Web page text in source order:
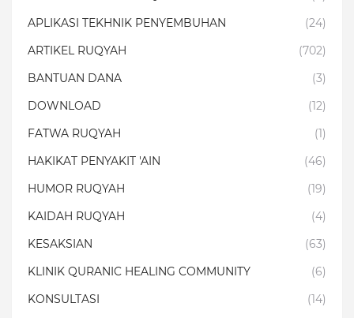
APLIKASI TEKHNIK PENYEMBUHAN
(24)
ARTIKEL RUQYAH
(702)
BANTUAN DANA
(3)
DOWNLOAD
(12)
FATWA RUQYAH
(1)
HAKIKAT PENYAKIT 'AIN
(46)
HUMOR RUQYAH
(19)
KAIDAH RUQYAH
(4)
KESAKSIAN
(63)
KLINIK QURANIC HEALING COMMUNITY
(6)
KONSULTASI
(14)